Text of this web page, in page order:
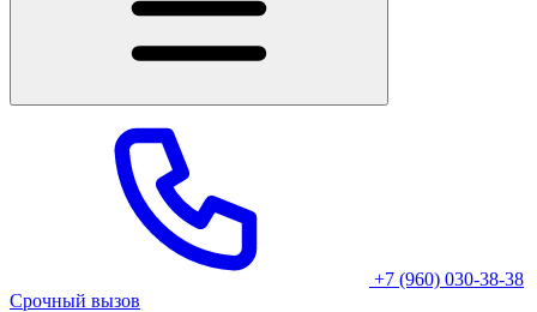
+7 (960) 030-38-38
Срочный вызов